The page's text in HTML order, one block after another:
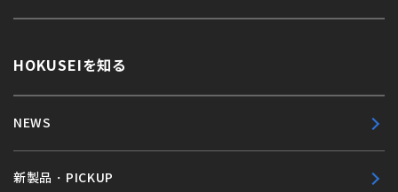
HOKUSEIを知る
NEWS
新製品・PICKUP